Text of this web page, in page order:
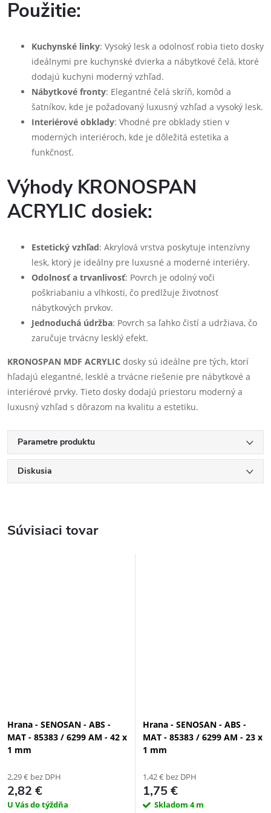
Použitie:
Kuchynské linky: Vysoký lesk a odolnosť robia tieto dosky
ideálnymi pre kuchynské dvierka a nábytkové čelá, ktoré
dodajú kuchyni moderný vzhľad.
Nábytkové fronty: Elegantné čelá skríň, komôd a
šatníkov, kde je požadovaný luxusný vzhľad a vysoký lesk.
Interiérové obklady: Vhodné pre obklady stien v
moderných interiéroch, kde je dôležitá estetika a
funkčnosť.
Výhody KRONOSPAN
ACRYLIC dosiek:
Estetický vzhľad: Akrylová vrstva poskytuje intenzívny
lesk, ktorý je ideálny pre luxusné a moderné interiéry.
Odolnosť a trvanlivosť: Povrch je odolný voči
poškriabaniu a vlhkosti, čo predlžuje životnosť
nábytkových prvkov.
Jednoduchá údržba: Povrch sa ľahko čistí a udržiava, čo
zaručuje trvácny lesklý efekt.
KRONOSPAN MDF ACRYLIC dosky sú ideálne pre tých, ktorí
hľadajú elegantné, lesklé a trvácne riešenie pre nábytkové a
interiérové prvky. Tieto dosky dodajú priestoru moderný a
luxusný vzhľad s dôrazom na kvalitu a estetiku.
Parametre produktu
Diskusia
Súvisiaci tovar
Hrana - SENOSAN - ABS -
MAT - 85383 / 6299 AM - 42 x
1 mm
2,29 € bez DPH
2,82 €
U Vás do týždňa
Hrana - SENOSAN - ABS -
MAT - 85383 / 6299 AM - 23 x
1 mm
1,42 € bez DPH
1,75 €
Skladom 4 m